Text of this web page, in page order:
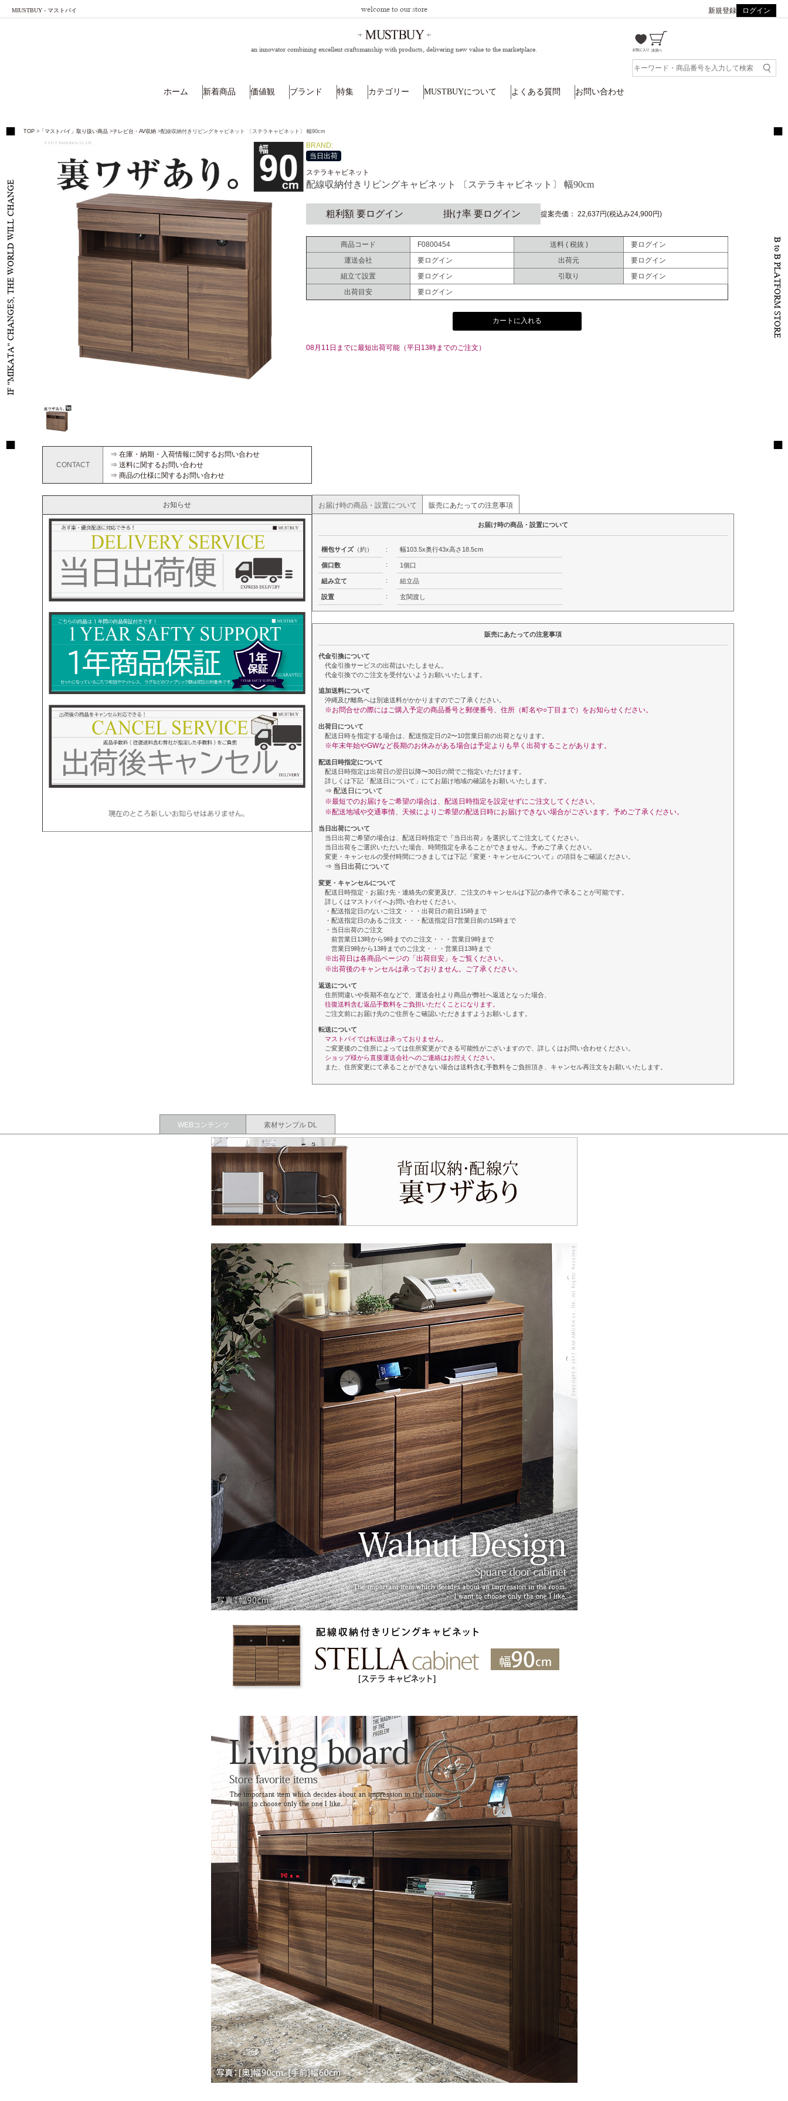
MIUSTBUY - マストバイ welcome to our store 新規登録 ログイン
an innovator combining excellent craftsmanship with products,delivering new value to the marketplace.
ホーム 新着商品 価値観 ブランド 特集 カテゴリー MUSTBUYについて よくある質問 お問い合わせ
TOP > 「マストバイ」取り扱い商品 >テレビ台・AV収納 >配線収納付きリビングキャビネット 〔ステラキャビネット〕 幅90cm
BRAND:
当日出荷
ステラキャビネット
配線収納付きリビングキャビネット 〔ステラキャビネット〕 幅90cm
粗利額 要ログイン 掛け率 要ログイン 提案売価： 22,637円(税込み24,900円)
商品コード F0800454 送料 ( 税抜 )
要ログイン
運送会社
要ログイン 出荷元
要ログイン
組立て設置
要ログイン 引取り
要ログイン
出荷目安
要ログイン
カートに入れる
08月11日までに最短出荷可能（平日13時までのご注文）
CONTACT
⇒ 在庫・納期・入荷情報に関するお問い合わせ
⇒ 送料に関するお問い合わせ
⇒ 商品の仕様に関するお問い合わせ
お知らせ お届け時の商品・設置について 販売にあたっての注意事項
お届け時の商品・設置について
梱包サイズ（約） : 幅103.5x奥行43x高さ18.5cm
個口数 : 1個口
組み立て : 組立品
設置 : 玄関渡し
販売にあたっての注意事項
代金引換について
代金引換サービスの出荷はいたしません。
代金引換でのご注文を受付ないようお願いいたします。
追加送料について
沖縄及び離島へは別途送料がかかりますのでご了承ください。
※お問合せの際にはご購入予定の商品番号と郵便番号、住所（町名や○丁目まで）をお知らせください。
出荷日について
配送日時を指定する場合は、配送指定日の2〜10営業日前の出荷となります。
※年末年始やGWなど長期のお休みがある場合は予定よりも早く出荷することがあります。
配送日時指定について
配送日時指定は出荷日の翌日以降〜30日の間でご指定いただけます。
詳しくは下記「配送日について」にてお届け地域の確認をお願いいたします。
⇒ 配送日について
※最短でのお届けをご希望の場合は、配送日時指定を設定せずにご注文してください。
※配送地域や交通事情、天候によりご希望の配送日時にお届けできない場合がございます。予めご了承ください。
当日出荷について
当日出荷ご希望の場合は、配送日時指定で『当日出荷』を選択してご注文してください。
当日出荷をご選択いただいた場合、時間指定を承ることができません。予めご了承ください。
変更・キャンセルの受付時間につきましては下記『変更・キャンセルについて』の項目をご確認ください。
⇒ 当日出荷について
変更・キャンセルについて
配送日時指定・お届け先・連絡先の変更及び、ご注文のキャンセルは下記の条件で承ることが可能です。
詳しくはマストバイへお問い合わせください。
・配送指定日のないご注文・・・出荷日の前日15時まで
・配送指定日のあるご注文・・・配送指定日7営業日前の15時まで
・当日出荷のご注文
前営業日13時から9時までのご注文・・・営業日9時まで
営業日9時から13時までのご注文・・・営業日13時まで
※出荷日は各商品ページの「出荷目安」をご覧ください。
※出荷後のキャンセルは承っておりません。ご了承ください。
返送について
住所間違いや長期不在などで、運送会社より商品が弊社へ返送となった場合、
往復送料含む返品手数料をご負担いただくことになります。
ご注文前にお届け先のご住所をご確認いただきますようお願いします。
転送について
マストバイでは転送は承っておりません。
ご変更後のご住所によっては住所変更ができる可能性がございますので、詳しくはお問い合わせください。
ショップ様から直接運送会社へのご連絡はお控えください。
また、住所変更にて承ることができない場合は送料含む手数料をご負担頂き、キャンセル再注文をお願いいたします。
WEBコンテンツ 素材サンプル DL
IF "MIKATA" CHANGES, THE WORLD WILL CHANGE B to B PLATFORM STORE